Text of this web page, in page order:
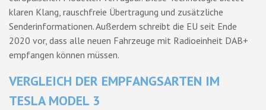
klaren Klang, rauschfreie Übertragung und zusätzliche
Senderinformationen. Außerdem schreibt die EU seit Ende
2020 vor, dass alle neuen Fahrzeuge mit Radioeinheit DAB+
empfangen können müssen.
VERGLEICH DER EMPFANGSARTEN IM
TESLA MODEL 3